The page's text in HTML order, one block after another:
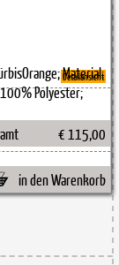
Detailansicht
€ 115,00
in den Warenkorb